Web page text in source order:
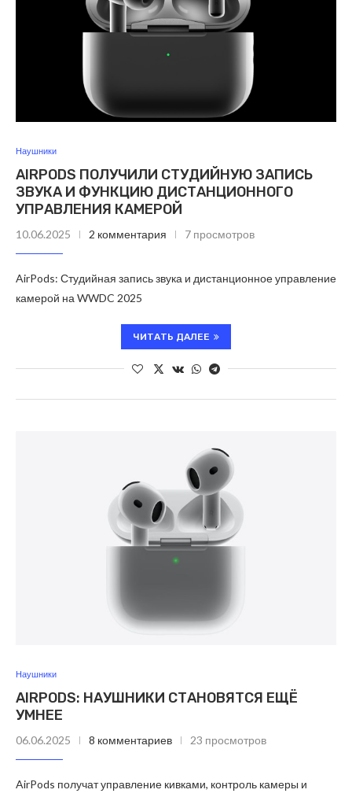
Наушники
AIRPODS ПОЛУЧИЛИ СТУДИЙНУЮ ЗАПИСЬ
ЗВУКА И ФУНКЦИЮ ДИСТАНЦИОННОГО
УПРАВЛЕНИЯ КАМЕРОЙ
10.06.2025 2 комментария 7 просмотров
AirPods: Студийная запись звука и дистанционное управление
камерой на WWDC 2025
ЧИТАТЬ ДАЛЕЕ
Наушники
AIRPODS: НАУШНИКИ СТАНОВЯТСЯ ЕЩЁ
УМНЕЕ
06.06.2025 8 комментариев 23 просмотров
AirPods получат управление кивками, контроль камеры и